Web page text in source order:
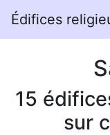
Édifices
15
sur